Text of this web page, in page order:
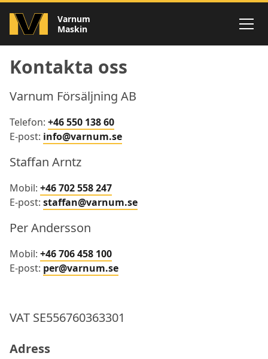
Varnum
Maskin
Kontakt
Kontakta oss
Varnum Försäljning AB
Telefon: +46 550 138 60
E-post: info@varnum.se
Staffan Arntz
Mobil: +46 702 558 247
E-post: staffan@varnum.se
Per Andersson
Mobil: +46 706 458 100
E-post: per@varnum.se
VAT SE556760363301
Adress